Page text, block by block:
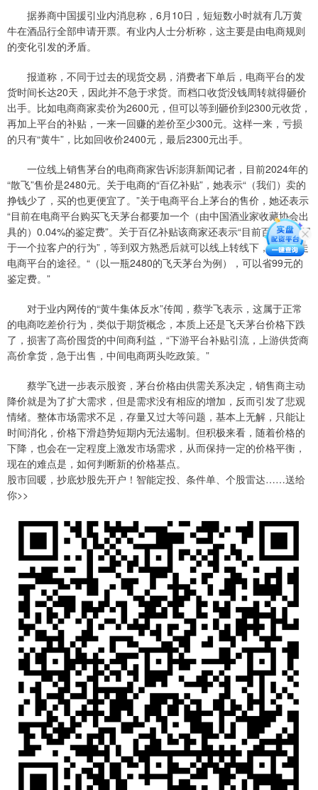
据券商中国援引业内消息称，6月10日，短短数小时就有几万黄
牛在酒品行全部申请开票。有业内人士分析称，这主要是由电商规则
的变化引发的矛盾。
报道称，不同于过去的现货交易，消费者下单后，电商平台的发
货时间长达20天，因此并不急于求货。而档口收货没钱周转就得砸价
出手。比如电商商家卖价为2600元，但可以等到砸价到2300元收货，
再加上平台的补贴，一来一回赚的差价至少300元。这样一来，亏损
的只有“黄牛”，比如回收价2400元，最后2300元出手。
一位线上销售茅台的电商商家告诉澎湃新闻记者，目前2024年的
“散飞”售价是2480元。关于电商的“百亿补贴”，她表示“（我们）卖的
挣钱少了，买的也更便宜了。”关于电商平台上茅台的售价，她还表示
“目前在电商平台购买飞天茅台都要加一个（由中国酒业家收藏协会出
具的）0.04%的鉴定费”。关于百亿补贴该商家还表示“目前百亿补贴属
于一个拉客户的行为”，等到双方熟悉后就可以线上转线下，不需要走
电商平台的途径。“（以一瓶2480的飞天茅台为例），可以省99元的
鉴定费。”
对于业内网传的“黄牛集体反水”传闻，蔡学飞表示，这属于正常
的电商吃差价行为，类似于期货概念，本质上还是飞天茅台价格下跌
了，损害了高价囤货的中间商利益，“下游平台补贴引流，上游供货商
高价拿货，急于出售，中间电商两头吃政策。”
蔡学飞进一步表示股资，茅台价格由供需关系决定，销售商主动
降价就是为了扩大需求，但是需求没有相应的增加，反而引发了悲观
情绪。整体市场需求不足，存量又过大等问题，基本上无解，只能让
时间消化，价格下滑趋势短期内无法遏制。但积极来看，随着价格的
下降，也会在一定程度上激发市场需求，从而保持一定的价格平衡，
现在的难点是，如何判断新的价格基点。
股市回暖，抄底炒股先开户！智能定投、条件单、个股雷达……送给
你>>